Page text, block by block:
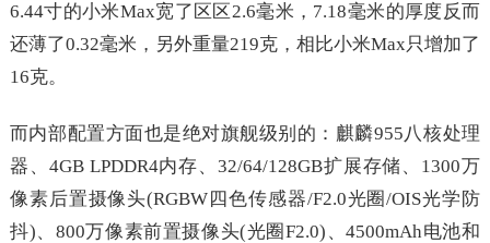
6.44寸的小米Max宽了区区2.6毫米，7.18毫米的厚度反而
还薄了0.32毫米，另外重量219克，相比小米Max只增加了
16克。
而内部配置方面也是绝对旗舰级别的：麒麟955八核处理
器、4GB LPDDR4内存、32/64/128GB扩展存储、1300万
像素后置摄像头(RGBW四色传感器/F2.0光圈/OIS光学防
抖)、800万像素前置摄像头(光圈F2.0)、4500mAh电池和